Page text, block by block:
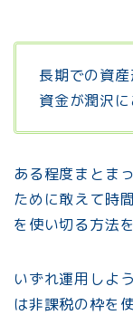
長期での資
資金が潤沢
ある程度まとま
ために敢えて時
を使い切る方法
いずれ運用しよ
は非課税の枠を